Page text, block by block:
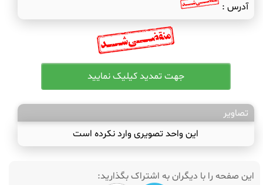
آدرس :
تصاویر
این واحد تصویری وارد نکرده است
این صفحه را با دیگران به اشتراک بگذارید: